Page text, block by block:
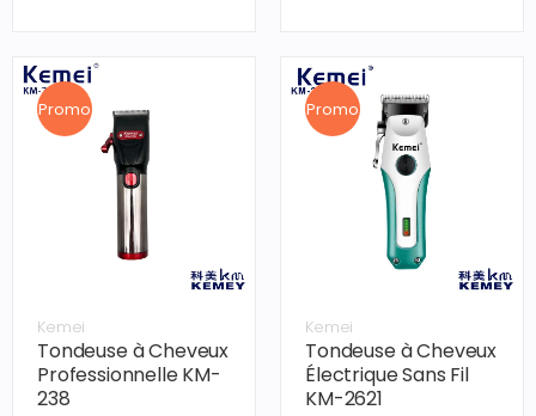
Promo
Kemei
Tondeuse à Cheveux
Professionnelle KM-
238
Promo
Kemei
Tondeuse à Cheveux
Électrique Sans Fil
KM-2621